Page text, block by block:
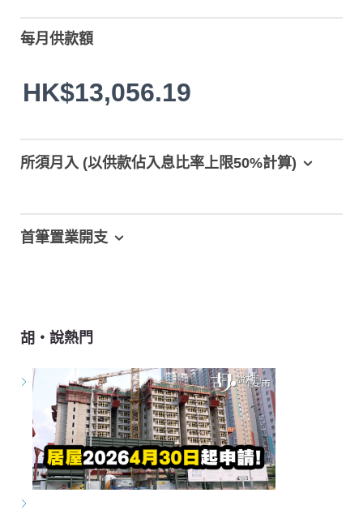
每月供款額
HK$13,056.19
所須月入 (以供款佔入息比率上限50%計算)
首筆置業開支
胡‧說熱門